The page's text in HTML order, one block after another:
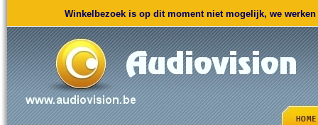
Winkelbezoek is op dit moment niet mogelijk, we